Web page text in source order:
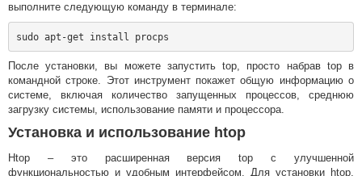
выполните следующую команду в терминале:
После установки, вы можете запустить top, просто набрав top в
командной строке. Этот инструмент покажет общую информацию о
системе, включая количество запущенных процессов, среднюю
загрузку системы, использование памяти и процессора.
Установка и использование htop
Htop – это расширенная версия top с улучшенной
функциональностью и удобным интерфейсом. Для установки htop,